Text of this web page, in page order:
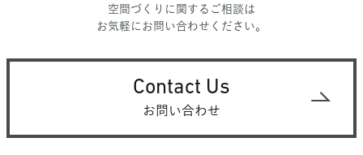
空間づくりに関するご相談は
お気軽にお問い合わせください。
Contact Us
お問い合わせ